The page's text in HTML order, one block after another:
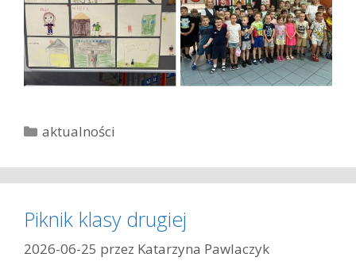
K
t
e
o
r
aktualności
Piknik klasy drugiej
2026-06-25 przez Katarzyna Pawlaczyk